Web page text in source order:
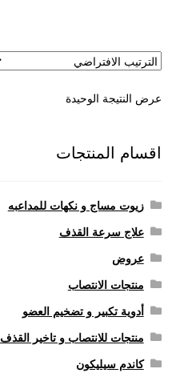
علاج سرعة القذف
كاندم سيليكون
لانجيري مثير
منتجات خاصة بالزوج
منتجات خاصة بالزوجة
منتجات لاثارة الزوجه
منتجات للانتصاب و تاخير القذف
عرض النتيجة الوحيدة
اقسام المنتجات
زيوت مساج و نكهات للمداعبه
علاج سرعة القذف
عروض
منتجات الانتصاب
أدوية تكبير و تضخيم العضو
منتجات للانتصاب و تاخير القذف
كاندم سيليكون